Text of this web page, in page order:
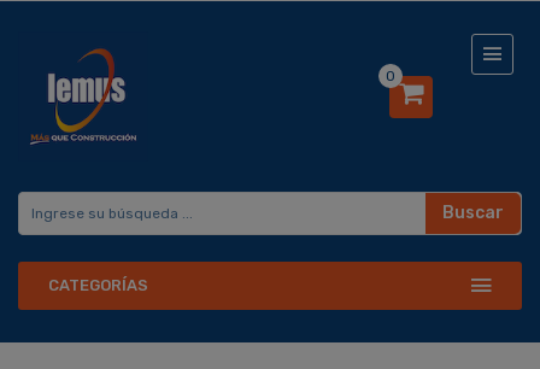
0
Buscar
CATEGORÍAS